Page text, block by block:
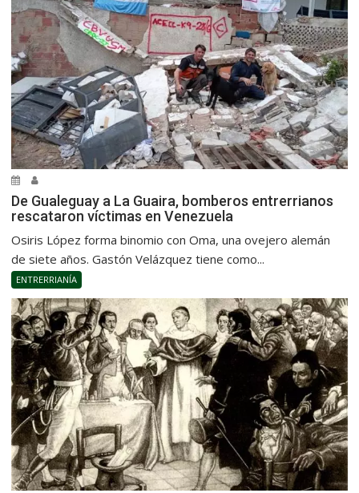
De Gualeguay a La Guaira, bomberos entrerrianos
rescataron víctimas en Venezuela
Osiris López forma binomio con Oma, una ovejero alemán
de siete años. Gastón Velázquez tiene como...
ENTRERRIANÍA